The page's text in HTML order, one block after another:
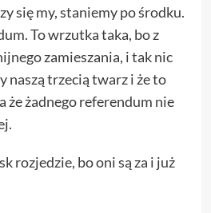
się my, staniemy po środku.
To wrzutka taka, bo z
zamieszania, i tak nic
naszą trzecią twarz i że to
że żadnego referendum nie
rozjedzie, bo oni są za i już